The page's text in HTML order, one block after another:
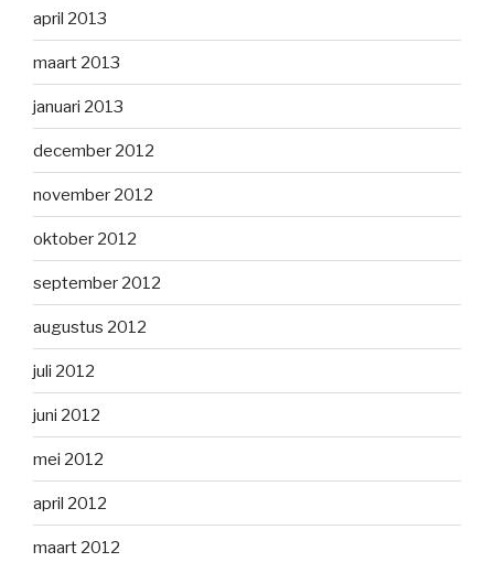
april 2013
maart 2013
januari 2013
december 2012
november 2012
oktober 2012
september 2012
augustus 2012
juli 2012
juni 2012
mei 2012
april 2012
maart 2012